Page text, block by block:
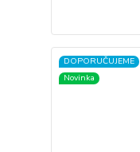
DOPORUČUJEME
Novinka